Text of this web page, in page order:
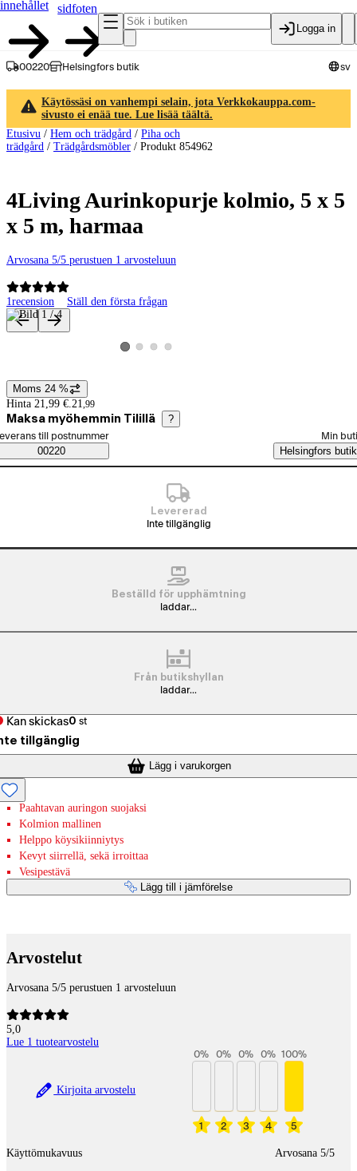
innehållet
sidfoten
Logga in
00220 Helsingfors butik sv
Käytössäsi on vanhempi selain, jota Verkkokauppa.com-
sivusto ei enää tue. Lue lisää täältä.
Etusivu / Hem och trädgård / Piha och
trädgård / Trädgårdsmöbler / Produkt 854962
4Living Aurinkopurje kolmio, 5 x 5
x 5 m, harmaa
Arvosana 5/5 perustuen 1 arvosteluun
1recension Ställ den första frågan
Produktbilder och videor
Visa produktbild 1
Visa produktbild 2
Visa produktbild 3
Visa produktbild 4
Prisinformation
Moms 24 %
Hinta 21,99 €. 21 ,99
Maksa myöhemmin Tilillä ?
Saatavuustiedot
beställningssätt
till postnummer
00220
Min
Helsingfors butik
Levererad
Inte tillgänglig
Beställd för upphämtning
laddar...
Från butikshyllan
laddar...
Kan skickas0 st
tillgänglig
Lägg i varukorgen
Paahtavan auringon suojaksi
Kolmion mallinen
Helppo köysikiinniytys
Kevyt siirrellä, sekä irroittaa
Vesipestävä
Lägg till i jämförelse
Arvostelut
Arvosana 5/5 perustuen 1 arvosteluun
5,0
Lue 1 tuotearvostelu
Kirjoita arvostelu
1
0%
2
0%
3
0%
4
0%
5
100%
Käyttömukavuus Arvosana 5/5